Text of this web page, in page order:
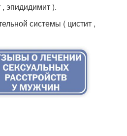
эпидидимит ).
системы ( цистит ,